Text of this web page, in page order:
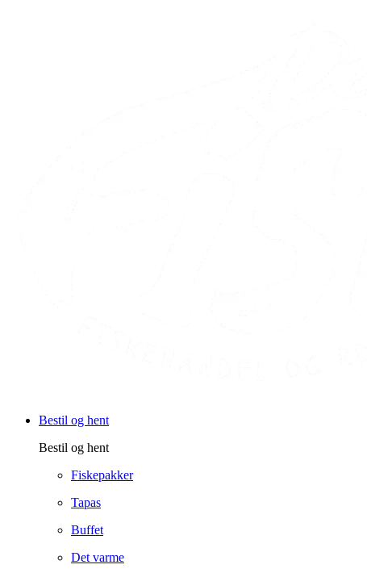
Bestil og hent
Bestil og hent
Fiskepakker
Tapas
Buffet
Det varme